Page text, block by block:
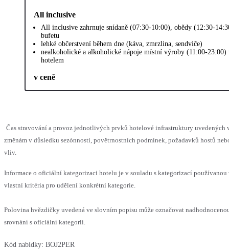
All inclusive
All inclusive zahrnuje snídaně (07:30-10:00), obědy (12:30-
bufetu
lehké občerstvení během dne (káva, zmrzlina, sendviče)
nealkoholické a alkoholické nápoje místní výroby (11:00-23:00)
hotelem
v ceně
Čas stravování a provoz jednotlivých prvků hotelové infrastruktury uvedených
změnám v důsledku sezónnosti, povětrnostních podmínek, požadavků hostů
vliv.
Informace o oficiální kategorizaci hotelu je v souladu s kategorizací používanou
vlastní kritéria pro udělení konkrétní kategorie.
Polovina hvězdičky uvedená ve slovním popisu může označovat
srovnání s oficiální kategorií.
Kód nabídky: BOJ2PER